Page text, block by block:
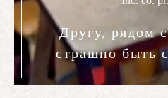
Другу, рядом
страшно быть